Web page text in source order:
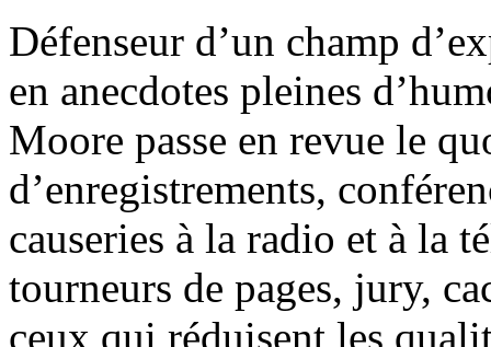
Défenseur d’un champ
en anecdotes pleines
Moore passe en revue le
d’enregistrements,
causeries à la radio et à la
tourneurs de pages, jury,
ceux qui réduisent les